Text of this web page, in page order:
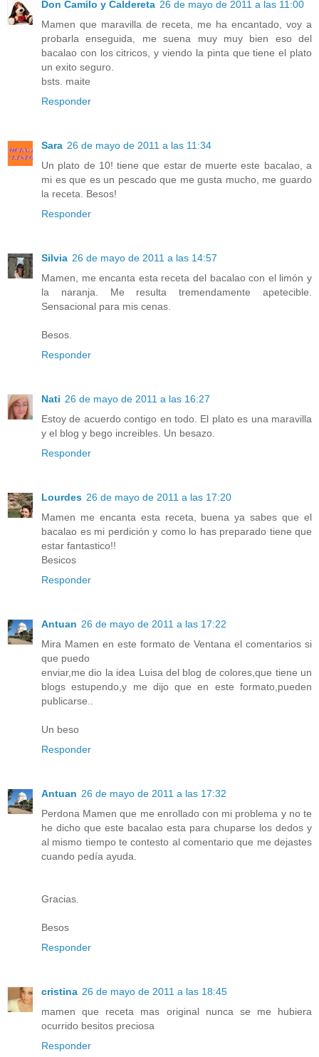
Don Camilo y Caldereta 26 de mayo de 2011 a las 11:00
Mamen que maravilla de receta, me ha encantado, voy a
probarla enseguida, me suena muy muy bien eso del
bacalao con los citricos, y viendo la pinta que tiene el plato
un exito seguro.
bsts. maite
Responder
Sara 26 de mayo de 2011 a las 11:34
Un plato de 10! tiene que estar de muerte este bacalao, a
mi es que es un pescado que me gusta mucho, me guardo
la receta. Besos!
Responder
Silvia 26 de mayo de 2011 a las 14:57
Mamen, me encanta esta receta del bacalao con el limón y
la naranja. Me resulta tremendamente apetecible.
Sensacional para mis cenas.
Besos.
Responder
Nati 26 de mayo de 2011 a las 16:27
Estoy de acuerdo contigo en todo. El plato es una maravilla
y el blog y bego increibles. Un besazo.
Responder
Lourdes 26 de mayo de 2011 a las 17:20
Mamen me encanta esta receta, buena ya sabes que el
bacalao es mi perdición y como lo has preparado tiene que
estar fantastico!!
Besicos
Responder
Antuan 26 de mayo de 2011 a las 17:22
Mira Mamen en este formato de Ventana el comentarios si
que puedo
enviar,me dio la idea Luisa del blog de colores,que tiene un
blogs estupendo,y me dijo que en este formato,pueden
publicarse..
Un beso
Responder
Antuan 26 de mayo de 2011 a las 17:32
Perdona Mamen que me enrollado con mi problema y no te
he dicho que este bacalao esta para chuparse los dedos y
al mismo tiempo te contesto al comentario que me dejastes
cuando pedía ayuda.
Gracias.
Besos
Responder
cristina 26 de mayo de 2011 a las 18:45
mamen que receta mas original nunca se me hubiera
ocurrido besitos preciosa
Responder